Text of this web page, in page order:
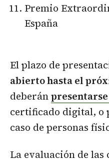
Premio
España
El plazo de
abierto hasta el
deberán
certificado digital, o
caso de personas
La evaluación de